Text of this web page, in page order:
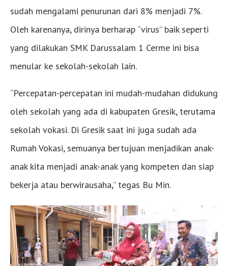
sudah mengalami penurunan dari 8% menjadi 7%.
Oleh karenanya, dirinya berharap “virus” baik seperti
yang dilakukan SMK Darussalam 1 Cerme ini bisa
menular ke sekolah-sekolah lain.
“Percepatan-percepatan ini mudah-mudahan didukung
oleh sekolah yang ada di kabupaten Gresik, terutama
sekolah vokasi. Di Gresik saat ini juga sudah ada
Rumah Vokasi, semuanya bertujuan menjadikan anak-
anak kita menjadi anak-anak yang kompeten dan siap
bekerja atau berwirausaha,” tegas Bu Min.